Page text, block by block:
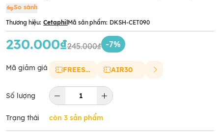
So sánh
Thương hiệu: Cetaphil Mã sản phẩm: DKSH-CET090
230.000₫245.000₫ -7%
Mã giảm giá FREESHIP AIR30
Số lượng
Trạng thái còn 3 sản phẩm